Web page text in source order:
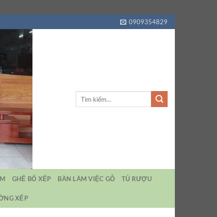
0909354829
GHẾ BỐ XẾP BÀN LÀM VIỆC GỖ TỦ RƯỢU
XẾP